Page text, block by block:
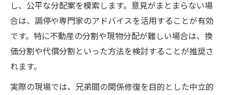
し、公平な分配案を模索します。意見がまとまらない場
合は、調停や専門家のアドバイスを活用することが有効
です。特に不動産の分割や現物分配が難しい場合は、換
価分割や代償分割といった方法を検討することが推奨さ
れます。
実際の現場では、兄弟間の関係修復を目的とした中立的